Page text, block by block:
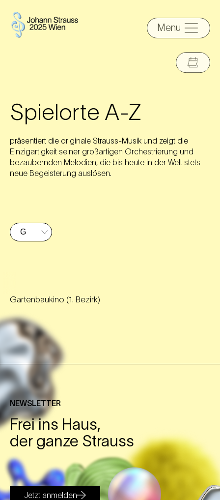
Menu
Spielorte A-Z
präsentiert die originale Strauss-Musik und zeigt die
Einzigartigkeit seiner großartigen Orchestrierung und
bezaubernden Melodien, die bis heute in der Welt stets
neue Begeisterung auslösen.
Gartenbaukino (1. Bezirk)
NEWSLETTER
Frei ins Haus,
der ganze Strauss
Jetzt anmelden